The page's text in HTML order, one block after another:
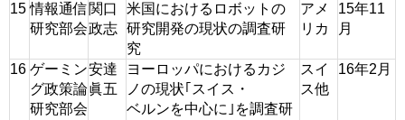
15 情報通信
研究部会
関口
政志
米国におけるロボットの
研究開発の現状の調査研
究
アメ
リカ
15年11
月
16 ゲーミン
グ政策論
研究部会
安達
眞五
ヨーロッパにおけるカジ
ノの現状｢スイス・
ベルンを中心に｣を調査研
スイ
ス他
16年2月